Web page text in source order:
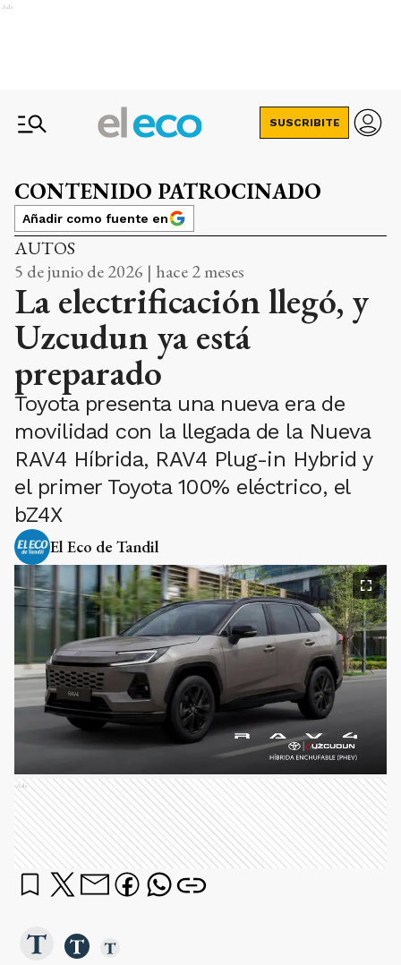
Ads
SUSCRIBITE
CONTENIDO PATROCINADO
Añadir como fuente en
AUTOS
5 de junio de 2026 | hace 2 meses
La electrificación llegó, y
Uzcudun ya está
preparado
Toyota presenta una nueva era de
movilidad con la llegada de la Nueva
RAV4 Híbrida, RAV4 Plug-in Hybrid y
el primer Toyota 100% eléctrico, el
bZ4X
El Eco de Tandil
Ads